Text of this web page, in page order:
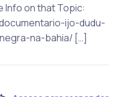
Info on that Topic:
ijo-dudu-
na-bahia/ […]